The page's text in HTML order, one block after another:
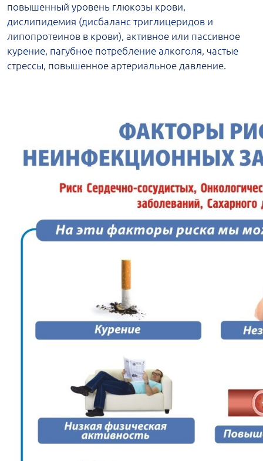
повышенный уровень глюкозы крови,
дислипидемия (дисбаланс триглицеридов и
липопротеинов в крови), активное или пассивное
курение, пагубное потребление алкоголя, частые
стрессы, повышенное артериальное давление.